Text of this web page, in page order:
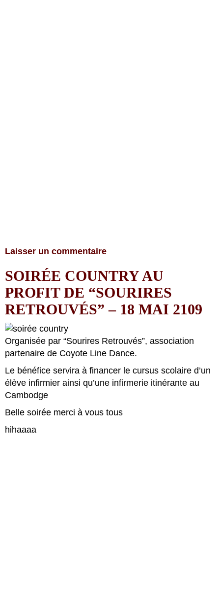
Laisser un commentaire
SOIRÉE COUNTRY AU
PROFIT DE “SOURIRES
RETROUVÉS” – 18 MAI 2109
Organisée par “Sourires Retrouvés”, association
partenaire de Coyote Line Dance.
Le bénéfice servira à financer le cursus scolaire d’un
élève infirmier ainsi qu’une infirmerie itinérante au
Cambodge
Belle soirée merci à vous tous
hihaaaa